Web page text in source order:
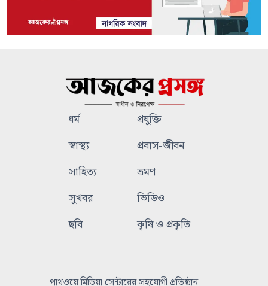
ধর্ম
প্রযুক্তি
স্বাস্থ্য
প্রবাস-জীবন
সাহিত্য
ভ্রমণ
সুখবর
ভিডিও
ছবি
কৃষি ও প্রকৃতি
পাথওয়ে মিডিয়া সেন্টারের সহযোগী প্রতিষ্ঠান